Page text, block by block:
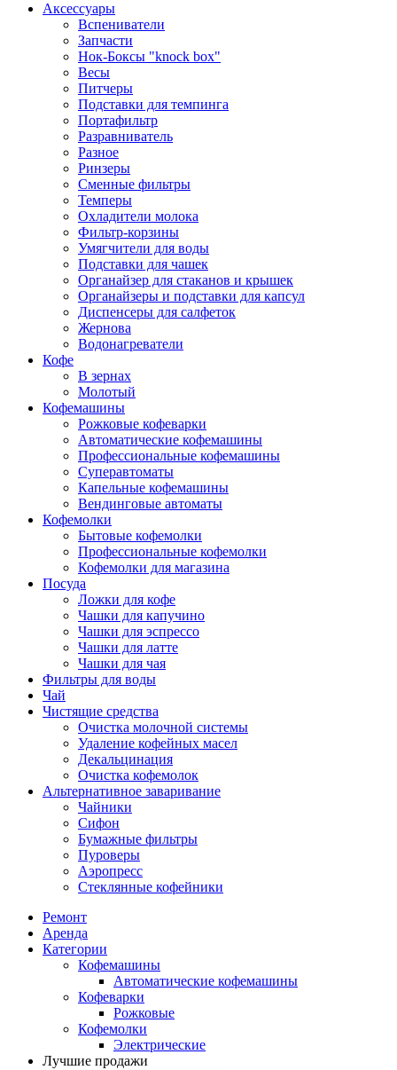
Аксессуары
Вспениватели
Запчасти
Нок-Боксы "knock box"
Весы
Питчеры
Подставки для темпинга
Портафильтр
Разравниватель
Разное
Ринзеры
Сменные фильтры
Темперы
Охладители молока
Фильтр-корзины
Умягчители для воды
Подставки для чашек
Органайзер для стаканов и крышек
Органайзеры и подставки для капсул
Диспенсеры для салфеток
Жернова
Водонагреватели
Кофе
В зернах
Молотый
Кофемашины
Рожковые кофеварки
Автоматические кофемашины
Профессиональные кофемашины
Суперавтоматы
Капельные кофемашины
Вендинговые автоматы
Кофемолки
Бытовые кофемолки
Профессиональные кофемолки
Кофемолки для магазина
Посуда
Ложки для кофе
Чашки для капучино
Чашки для эспрессо
Чашки для латте
Чашки для чая
Фильтры для воды
Чай
Чистящие средства
Очистка молочной системы
Удаление кофейных масел
Декальцинация
Очистка кофемолок
Альтернативное заваривание
Чайники
Сифон
Бумажные фильтры
Пуроверы
Аэропресс
Стеклянные кофейники
Ремонт
Аренда
Категории
Кофемашины
Автоматические кофемашины
Кофеварки
Рожковые
Кофемолки
Электрические
Лучшие продажи